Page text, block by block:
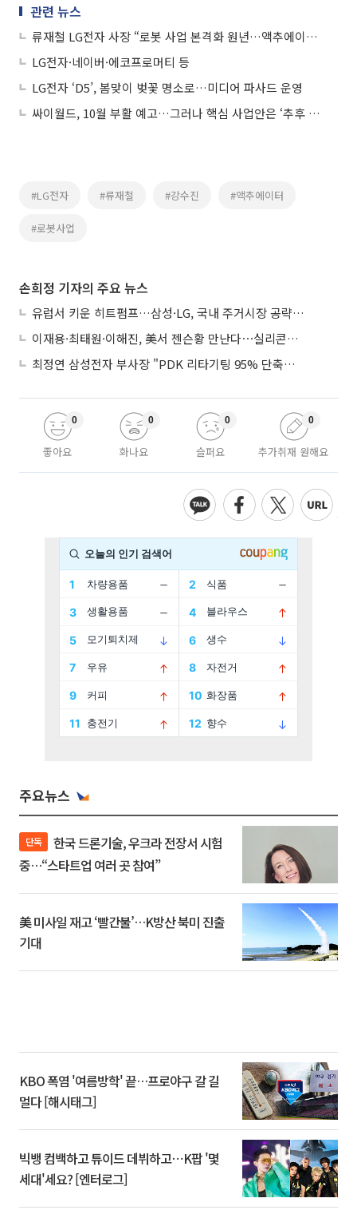
관련 뉴스
류재철 LG전자 사장 “로봇 사업 본격화 원년…액추에이터 B2B 공급 추진”
LG전자·네이버·에코프로머티 등
LG전자 ‘D5’, 봄맞이 벚꽃 명소로…미디어 파사드 운영
싸이월드, 10월 부활 예고…그러나 핵심 사업안은 ‘추후 공개’
#LG전자 #류재철 #강수진 #액추에이터
#로봇사업
손희정 기자의 주요 뉴스
유럽서 키운 히트펌프…삼성·LG, 국내 주거시장 공략 ‘속도’
이재용·최태원·이해진, 美서 젠슨황 만난다⋯실리콘밸리 집결하는 AI리더
최정연 삼성전자 부사장 "PDK 리타기팅 95% 단축…에이전트 AI 시범 활용"
좋아요
0
화나요
0
슬퍼요
0
추가취재 원해요
0
주요뉴스
단독
중…“스타트업 여러 곳 참여”
美 미사일 재고 ‘빨간불’…K방산 북미 진출
기대
KBO 폭염 '여름방학' 끝…프로야구 갈 길
멀다 [해시태그]
빅뱅 컴백하고 튜이드 데뷔하고⋯K팝 '몇
세대'세요? [엔터로그]